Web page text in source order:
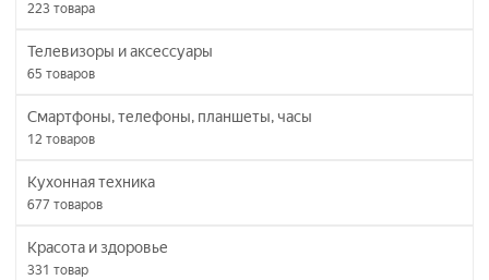
223 товара
Телевизоры и аксессуары
65 товаров
Смартфоны, телефоны, планшеты, часы
12 товаров
Кухонная техника
677 товаров
Красота и здоровье
331 товар